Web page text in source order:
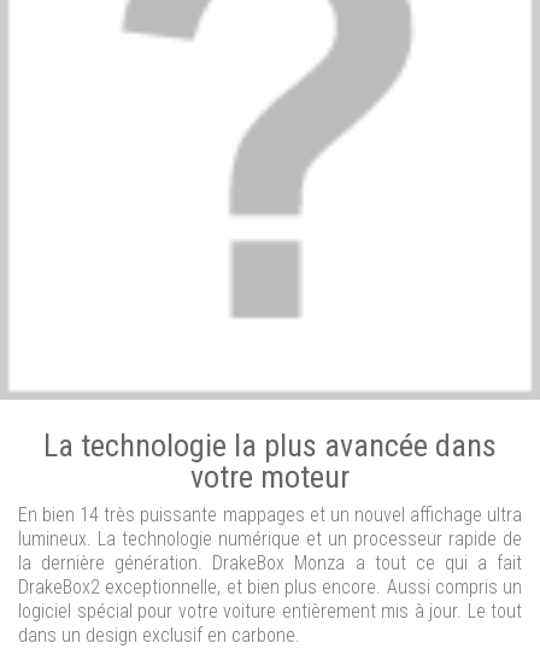
La technologie la plus avancée dans
votre moteur
En bien 14 très puissante mappages et un nouvel affichage ultra
lumineux. La technologie numérique et un processeur rapide de
la dernière génération. DrakeBox Monza a tout ce qui a fait
DrakeBox2 exceptionnelle, et bien plus encore. Aussi compris un
logiciel spécial pour votre voiture entièrement mis à jour. Le tout
dans un design exclusif en carbone.